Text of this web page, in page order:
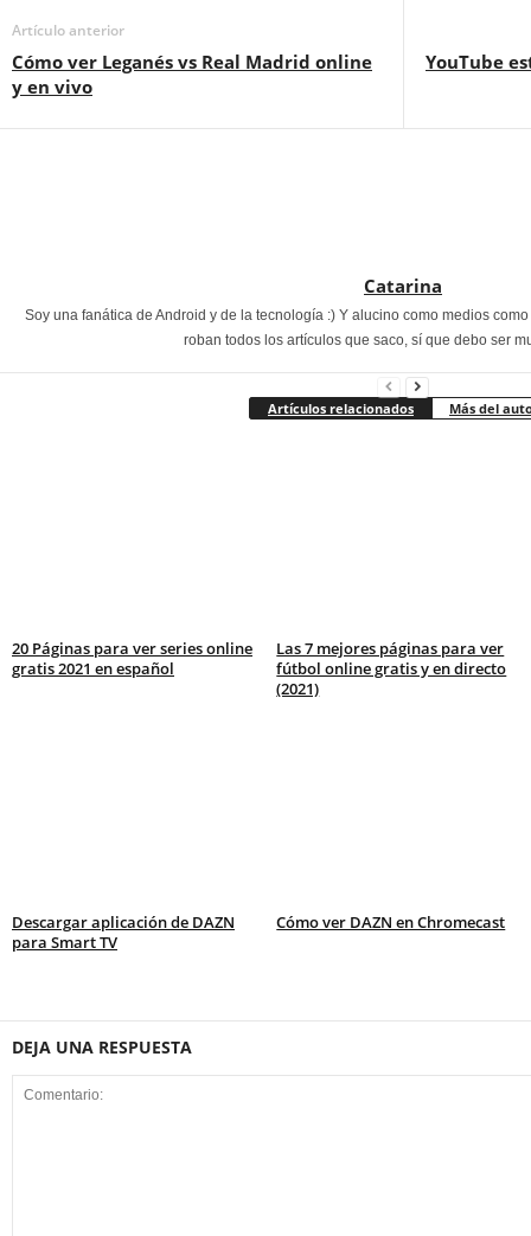
Artículo anterior
Cómo ver Leganés vs Real Madrid online
y en vivo
YouTube
Catarina
Soy una fanática de Android y de la tecnología :) Y alucino como medios
roban todos los artículos que saco, sí que debo ser
Artículos relacionados Más del
20 Páginas para ver series online
gratis 2021 en español
Las 7 mejores páginas para ver
fútbol online gratis y en directo
(2021)
Descargar aplicación de DAZN
para Smart TV
Cómo ver DAZN en Chromecast
DEJA UNA RESPUESTA